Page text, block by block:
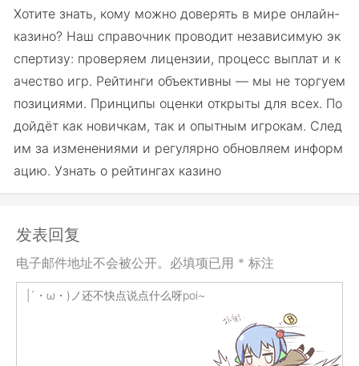
Хотите знать, кому можно доверять в мире онлайн-
казино? Наш справочник проводит независимую эк
спертизу: проверяем лицензии, процесс выплат и к
ачество игр. Рейтинги объективны — мы не торгуем
позициями. Принципы оценки открыты для всех. По
дойдёт как новичкам, так и опытным игрокам. След
им за изменениями и регулярно обновляем информ
ацию. Узнать о рейтингах казино
发表回复
电子邮件地址不会被公开。必填项已用 * 标注